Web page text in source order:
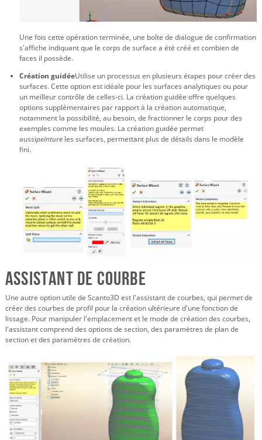
Une fois cette opération terminée, une boîte de dialogue de confirmation
s'affiche indiquant que le corps de surface a été créé et combien de
faces il possède.
Création guidéeUtilise un processus en plusieurs étapes pour créer des
surfaces. Cette option est idéale pour les surfaces analytiques ou pour
un meilleur contrôle de celles-ci. La création guidée offre quelques
options supplémentaires par rapport à la création automatique,
notamment la possibilité, au besoin, de fractionner le corps pour des
exemples comme les moules. La création guidée permet
aussipeinture les surfaces, permettant plus de détails dans le modèle
fini.
Assistant de courbe
Une autre option utile de Scanto3D est l'assistant de courbes, qui permet de
créer des courbes de profil pour la création ultérieure d'une fonction de
lissage. Pour manipuler l'emplacement et le mode de création des courbes,
l'assistant comprend des options de section, des paramètres de plan de
section et des paramètres de création.